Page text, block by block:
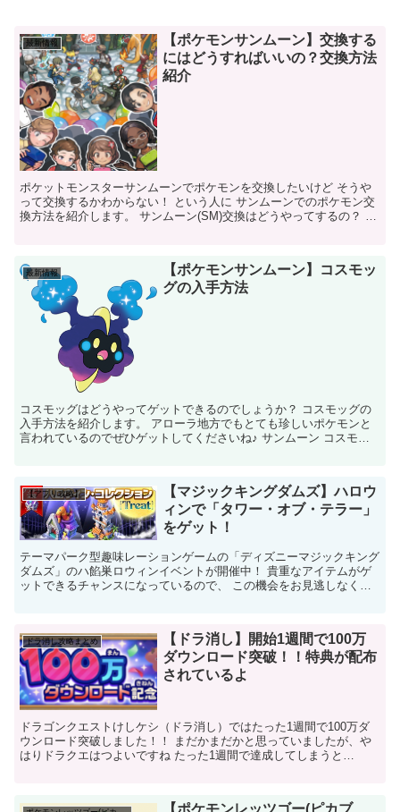
最新情報
【ポケモンサンムーン】交換する
にはどうすればいいの？交換方法
紹介
ポケットモンスターサンムーンでポケモンを交換したいけど そうや
って交換するかわからない！ という人に サンムーンでのポケモン交
換方法を紹介します。 サンムーン(SM)交換はどうやってするの？ お
最新情報
【ポケモンサンムーン】コスモッ
グの入手方法
コスモッグはどうやってゲットできるのでしょうか？ コスモッグの
入手方法を紹介します。 アローラ地方でもとても珍しいポケモンと
言われているのでぜひゲットしてくださいね♪ サンムーン コスモッ
【アプリ攻略】
【マジックキングダムズ】ハロウ
ィンで「タワー・オブ・テラー」
をゲット！
テーマパーク型趣味レーションゲームの「ディズニーマジックキング
ダムズ」のハ餡巣ロウィンイベントが開催中！ 貴重なアイテムがゲ
ットできるチャンスになっているので、 この機会をお見逃しなく！
ドラ消し攻略まとめ
【ドラ消し】開始1週間で100万
ダウンロード突破！！特典が配布
されているよ
ドラゴンクエストけしケシ（ドラ消し）ではたった1週間で100万ダ
ウンロード突破しました！！ まだかまだかと思っていましたが、や
はりドラクエはつよいですね たった1週間で達成してしまうと